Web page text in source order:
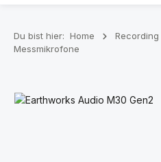
Du bist hier: Home Recording
Messmikrofone
Bildergalerie überspringen